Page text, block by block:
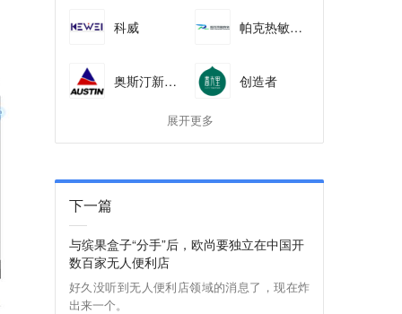
科威 帕克热敏陶瓷
奥斯汀新材料科技 创造者
展开更多
下一篇
与缤果盒子“分手”后，欧尚要独立在中国开
数百家无人便利店
好久没听到无人便利店领域的消息了，现在炸
出来一个。